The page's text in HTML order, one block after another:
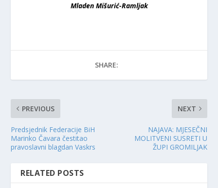
Mladen Mišurić-Ramljak
SHARE:
PREVIOUS
Predsjednik Federacije BiH
Marinko Čavara čestitao
pravoslavni blagdan Vaskrs
NEXT
NAJAVA: MJESEČNI
MOLITVENI SUSRETI U
ŽUPI GROMILJAK
RELATED POSTS